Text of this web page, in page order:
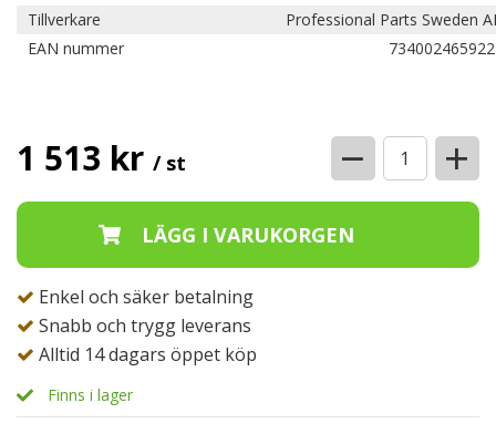
Tillverkare
Professional Parts Sweden
EAN nummer
1 513 kr / st − +
Enkel och säker betalning
Snabb och trygg leverans
Alltid 14 dagars öppet köp
Finns i lager